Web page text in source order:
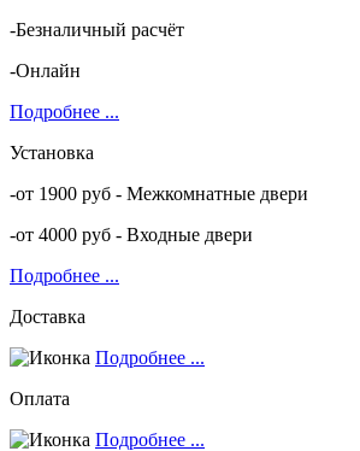
-Безналичный расчёт
-Онлайн
Подробнее ...
Установка
-от 1900 руб - Межкомнатные двери
-от 4000 руб - Входные двери
Подробнее ...
Доставка
Подробнее ...
Оплата
Подробнее ...